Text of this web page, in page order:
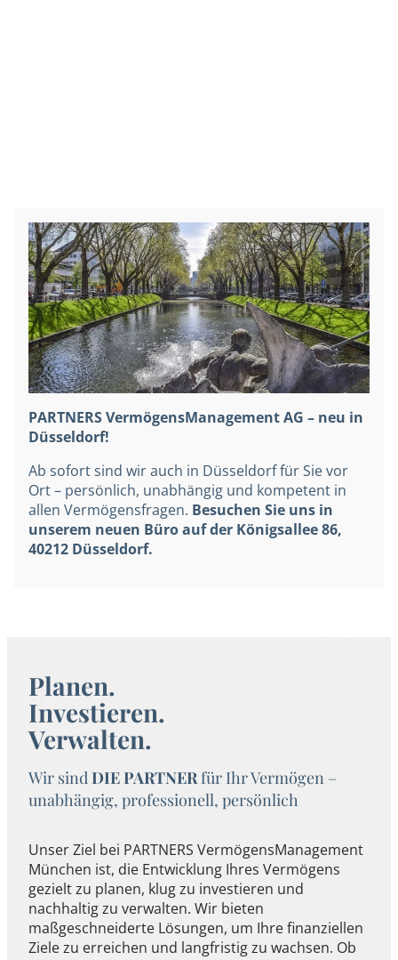
PARTNERS VermögensManagement AG – neu in
Düsseldorf!
Ab sofort sind wir auch in Düsseldorf für Sie vor
Ort – persönlich, unabhängig und kompetent in
allen Vermögensfragen. Besuchen Sie uns in
unserem neuen Büro auf der Königsallee 86,
40212 Düsseldorf.
Planen.
Investieren.
Verwalten.
Wir sind DIE PARTNER für Ihr Vermögen –
unabhängig, professionell, persönlich
Unser Ziel bei PARTNERS VermögensManagement
München ist, die Entwicklung Ihres Vermögens
gezielt zu planen, klug zu investieren und
nachhaltig zu verwalten. Wir bieten
maßgeschneiderte Lösungen, um Ihre finanziellen
Ziele zu erreichen und langfristig zu wachsen. Ob